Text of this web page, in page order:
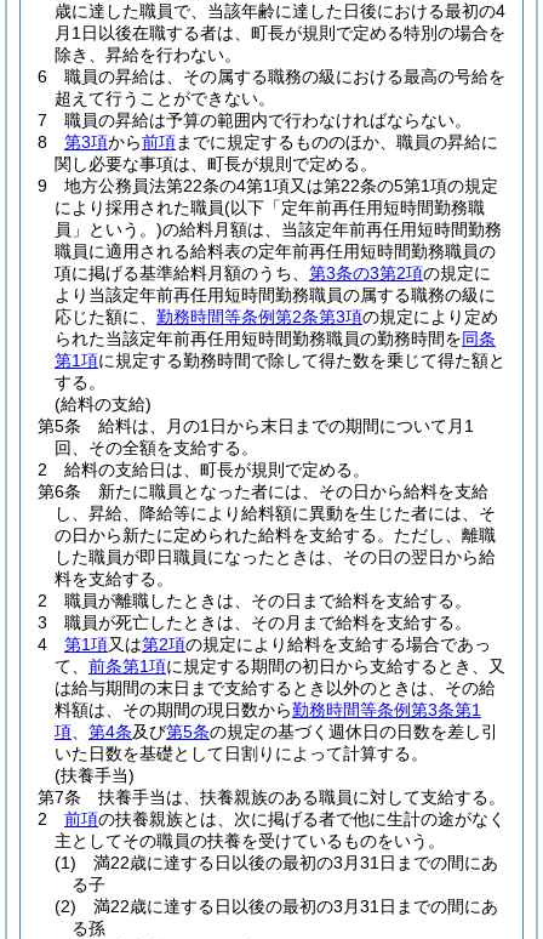
歳に達した職員で、当該年齢に達した日後における最初の4
月1日以後在職する者は、町長が規則で定める特別の場合を
除き、昇給を行わない。
6
職員の昇給は、その属する職務の級における最高の号給を
超えて行うことができない。
7
職員の昇給は予算の範囲内で行わなければならない。
8
第3項から前項までに規定するもののほか、職員の昇給に
関し必要な事項は、町長が規則で定める。
9
地方公務員法第22条の4第1項又は第22条の5第1項の規定
により採用された職員(以下「定年前再任用短時間勤務職
員」という。)の給料月額は、当該定年前再任用短時間勤務
職員に適用される給料表の定年前再任用短時間勤務職員の
項に掲げる基準給料月額のうち、 第3条の3第2項の規定に
より当該定年前再任用短時間勤務職員の属する職務の級に
応じた額に、 勤務時間等条例第2条第3項の規定により定め
られた当該定年前再任用短時間勤務職員の勤務時間を同条
第1項に規定する勤務時間で除して得た数を乗じて得た額と
する。
(給料の支給)
第5条
給料は、月の1日から末日までの期間について月1
回、その全額を支給する。
2
給料の支給日は、町長が規則で定める。
第6条
新たに職員となった者には、その日から給料を支給
し、昇給、降給等により給料額に異動を生じた者には、そ
の日から新たに定められた給料を支給する。 ただし、離職
した職員が即日職員になったときは、その日の翌日から給
料を支給する。
2
職員が離職したときは、その日まで給料を支給する。
3
職員が死亡したときは、その月まで給料を支給する。
4
第1項又は第2項の規定により給料を支給する場合であっ
て、 前条第1項に規定する期間の初日から支給するとき、又
は給与期間の末日まで支給するとき以外のときは、その給
料額は、その期間の現日数から勤務時間等条例第3条第1
項
第4条及び第5条の規定の基づく週休日の日数を差し引
いた日数を基礎として日割りによって計算する。
(扶養手当)
第7条
扶養手当は、扶養親族のある職員に対して支給する。
2
前項の扶養親族とは、次に掲げる者で他に生計の途がなく
主としてその職員の扶養を受けているものをいう。
(1)
満22歳に達する日以後の最初の3月31日までの間にあ
る子
(2)
満22歳に達する日以後の最初の3月31日までの間にあ
る孫